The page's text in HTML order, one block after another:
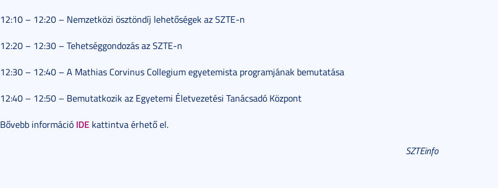
12:10 – 12:20 – Nemzetközi ösztöndíj lehetőségek az SZTE-n
12:20 – 12:30 – Tehetséggondozás az SZTE-n
12:30 – 12:40 – A Mathias Corvinus Collegium egyetemista programjának bemutatása
12:40 – 12:50 – Bemutatkozik az Egyetemi Életvezetési Tanácsadó Központ
Bővebb információ IDE kattintva érhető el.
SZTEinfo